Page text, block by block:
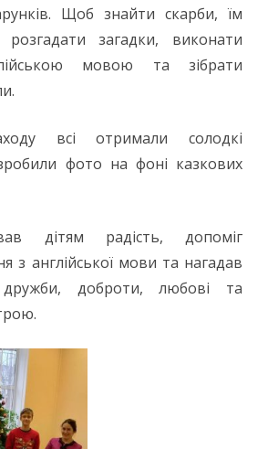
Щоб знайти скарби, їм
загадки, виконати
мовою та зібрати
всі отримали солодкі
фото на фоні казкових
дітям радість, допоміг
з англійської мови та нагадав
дружби, доброти, любові та